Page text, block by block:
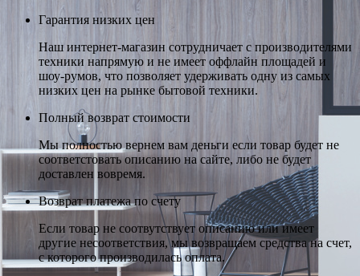
Гарантия низких цен
Наш интернет-магазин сотрудничает с производителями
техники напрямую и не имеет оффлайн площадей и
шоу-румов, что позволяет удерживать одну из самых
низких цен на рынке бытовой техники.
Полный возврат стоимости
Мы полностью вернем вам деньги если товар будет не
соответстовать описанию на сайте, либо не будет
доставлен вовремя.
Возврат платежа по счету
Если товар не соотвутствует описанию или имеет
другие несоответствия, мы возвращаем средства на счет,
с которого производилась оплата.